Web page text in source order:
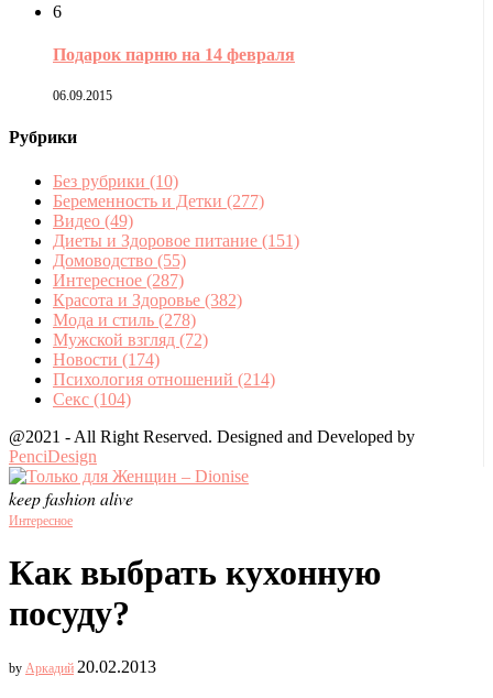
6
Подарок парню на 14 февраля
06.09.2015
Рубрики
Без рубрики (10)
Беременность и Детки (277)
Видео (49)
Диеты и Здоровое питание (151)
Домоводство (55)
Интересное (287)
Красота и Здоровье (382)
Мода и стиль (278)
Мужской взгляд (72)
Новости (174)
Психология отношений (214)
Секс (104)
@2021 - All Right Reserved. Designed and Developed by
PenciDesign
keep fashion alive
Интересное
Как выбрать кухонную
посуду?
by Аркадий 20.02.2013